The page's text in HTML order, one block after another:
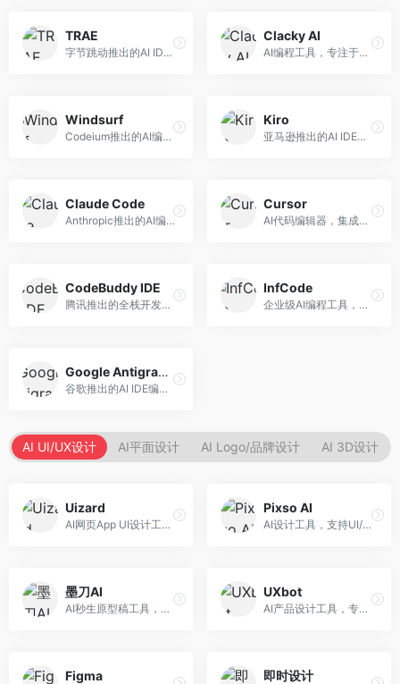
TRAE
字节跳动推出的AI IDE编程工具，深度集成大模型能力。面向开发者，提供智能代码补全、代码解释、重构优化等服务，编程效率显著提升。
Clacky AI
AI编程工具，专注于代码智能生成与优化。面向开发者，提供代码生成、代码重构、错误修复等服务，编程效率高。
Windsurf
Codeium推出的AI编程工具，专注于代码智能辅助。面向开发者，提供代码补全、代码生成、代码解释等服务，多语言支持完善。
Kiro
亚马逊推出的AI IDE，深度整合AWS云服务。面向AWS开发者，提供代码生成、云服务集成、部署自动化等服务，与AWS生态无缝衔接。
Claude Code
Anthropic推出的AI编程工具，基于Claude模型。面向开发者，提供代码生成、代码审查、调试辅助等服务，代码质量高，推理能力强。
Cursor
AI代码编辑器，集成GPT-4模型，专注于智能编程辅助。面向开发者，提供代码生成、代码解释、错误修复等服务，编程体验流畅，开发效率高。
CodeBuddy IDE
腾讯推出的全栈开发AI IDE，整合腾讯云服务。面向开发者，提供代码生成、调试辅助、部署服务等功能，与腾讯云生态深度整合。
InfCode
企业级AI编程工具，专注于团队协作开发。面向企业开发团队，提供代码生成、代码审查、团队协作等服务，企业级功能完善。
Google Antigravity
谷歌推出的AI IDE编程智能体，整合Google Cloud服务。面向谷歌生态开发者，提供智能编程辅助、云服务集成等功能。
AI UI/UX设计 AI平面设计 AI Logo/品牌设计 AI 3D设计
Uizard
AI网页App UI设计工具，专注于快速界面生成。面向产品经理和设计师，提供线框图转UI、界面生成、设计优化等服务，设计速度快。
Pixso AI
AI设计工具，支持UI/UX设计全流程。面向设计师和产品团队，提供界面生成、设计优化、协作评审等服务，国产替代方案，团队协作便捷。
墨刀AI
AI秒生原型稿工具，专注于快速原型设计。面向产品经理和设计师，提供原型生成、交互设计、团队协作等服务，原型制作效率高。
UXbot
AI产品设计工具，专注于用户体验优化。面向UX设计师，提供用户研究、设计建议、可用性测试等服务，UX设计支持完善。
Figma 即时设计